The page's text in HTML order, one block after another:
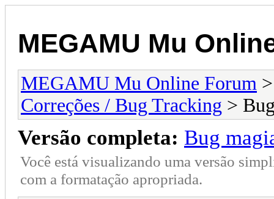
MEGAMU Mu
MEGAMU Mu Online Forum
Correções / Bug Tracking >
Versão completa: Bug
Você está visualizando uma versão
com a formatação apropriada.